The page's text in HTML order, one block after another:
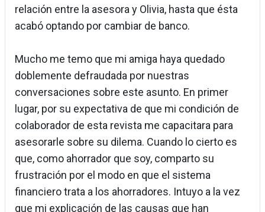
relación entre la asesora y Olivia, hasta que ésta
acabó optando por cambiar de banco.
Mucho me temo que mi amiga haya quedado
doblemente defraudada por nuestras
conversaciones sobre este asunto. En primer
lugar, por su expectativa de que mi condición de
colaborador de esta revista me capacitara para
asesorarle sobre su dilema. Cuando lo cierto es
que, como ahorrador que soy, comparto su
frustración por el modo en que el sistema
financiero trata a los ahorradores. Intuyo a la vez
que mi explicación de las causas que han